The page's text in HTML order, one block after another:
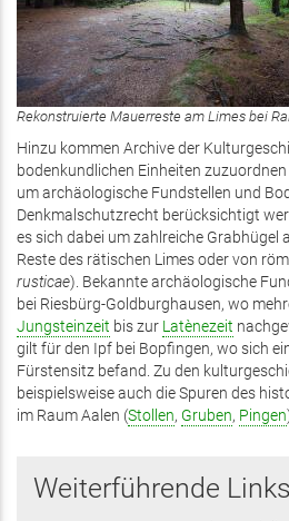
Rekonstruierte Mauerreste am Limes bei
Hinzu kommen Archive der
bodenkundlichen Einheiten
um archäologische Fundstellen und
Denkmalschutzrecht berücksichtigt
es sich dabei um zahlreiche Grabhügel
Reste des rätischen Limes oder von
rusticae). Bekannte archäologische
bei Riesbürg-Goldburghausen, wo
Jungsteinzeit bis zur Latènezeit
gilt für den Ipf bei Bopfingen, wo sich
Fürstensitz befand. Zu den
beispielsweise auch die Spuren des
im Raum Aalen (Stollen, Gruben, Pingen
Weiterführende